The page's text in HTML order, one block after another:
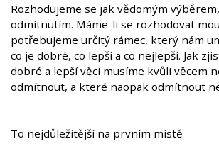
Rozhodujeme se jak vědomým
odmítnutím. Máme-li se rozhodovat
potřebujeme určitý rámec, který nám
co je dobré, co lepší a co nejlepší. Jak
dobré a lepší věci musíme kvůli věcem
odmítnout, a které naopak odmítnout
To nejdůležitější na prvním místě